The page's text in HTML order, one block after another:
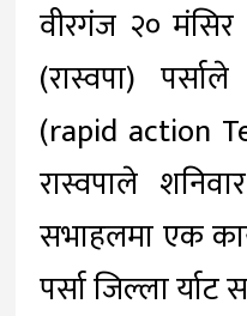
वीरगंज २० मंसिर ।
(रास्वपा)
(rapid action
रास्वपाले
सभाहलमा एक
पर्सा जिल्ला